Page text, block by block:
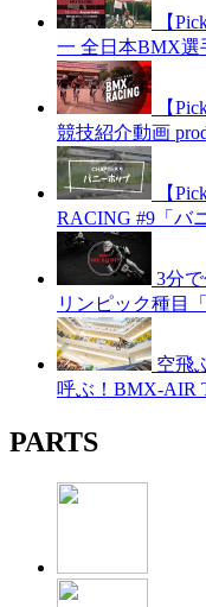
【
一 全日本BMX
【
競技紹介動画
【
RACING #9「バ
3分
リンピック種目
空飛
呼ぶ！BMX-AIR
PARTS